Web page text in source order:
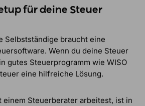
für deine Steuer
Selbstständige braucht eine
Wenn du deine Steuer
gutes Steuerprogramm wie WISO
eine hilfreiche Lösung.
einem Steuerberater arbeitest, ist in